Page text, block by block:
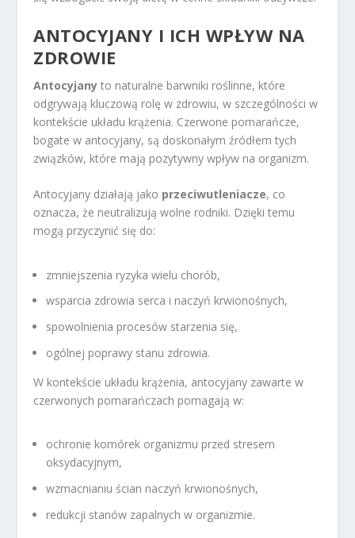
ANTOCYJANY I ICH WPŁYW NA
ZDROWIE
Antocyjany to naturalne barwniki roślinne, które
odgrywają kluczową rolę w zdrowiu, w szczególności w
kontekście układu krążenia. Czerwone pomarańcze,
bogate w antocyjany, są doskonałym źródłem tych
związków, które mają pozytywny wpływ na organizm.
Antocyjany działają jako przeciwutleniacze, co
oznacza, że neutralizują wolne rodniki. Dzięki temu
mogą przyczynić się do:
zmniejszenia ryzyka wielu chorób,
wsparcia zdrowia serca i naczyń krwionośnych,
spowolnienia procesów starzenia się,
ogólnej poprawy stanu zdrowia.
W kontekście układu krążenia, antocyjany zawarte w
czerwonych pomarańczach pomagają w:
ochronie komórek organizmu przed stresem
oksydacyjnym,
wzmacnianiu ścian naczyń krwionośnych,
redukcji stanów zapalnych w organizmie.